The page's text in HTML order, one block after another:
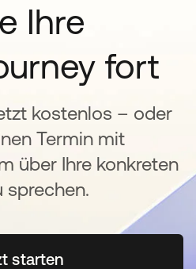
Ihre
fort
kostenlos – oder
Termin mit
über Ihre konkreten
sprechen.
starten
wird in einer neuen